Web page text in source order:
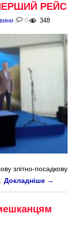
РЕЙС
| 0| 348
злітно-посадкову
Докладніше →